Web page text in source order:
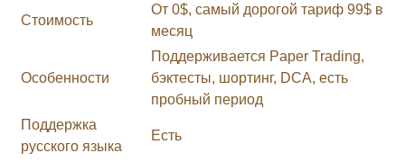
Стоимость
От 0$, самый дорогой тариф 99$ в
месяц
Особенности
Поддерживается Paper Trading,
бэктесты, шортинг, DCA, есть
пробный период
Поддержка
русского языка
Есть